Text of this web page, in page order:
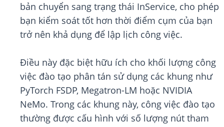
bản chuyển sang trạng thái InService, cho phép
bạn kiểm soát tốt hơn thời điểm cụm của bạn
trở nên khả dụng để lập lịch công việc.
Điều này đặc biệt hữu ích cho khối lượng công
việc đào tạo phân tán sử dụng các khung như
PyTorch FSDP, Megatron-LM hoặc NVIDIA
NeMo. Trong các khung này, công việc đào tạo
thường được cấu hình với số lượng nút tham